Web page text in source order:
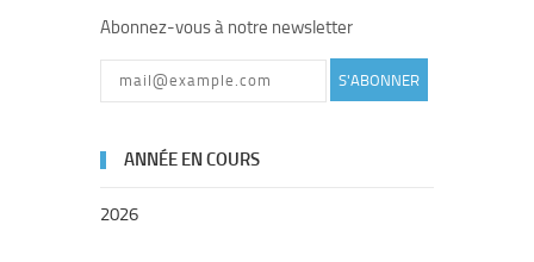
Abonnez-vous à notre newsletter
S'ABONNER
ANNÉE EN COURS
2026